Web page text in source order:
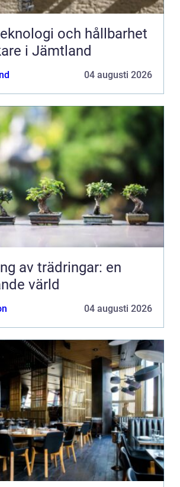
och hållbarhet
i Jämtland
04 augusti 2026
av trädringar: en
värld
04 augusti 2026